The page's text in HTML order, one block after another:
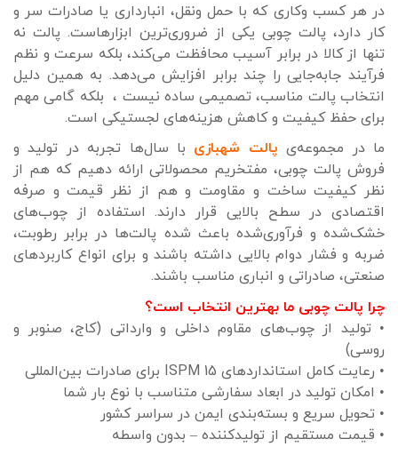
در هر کسب‌ وکاری که با حمل‌ ونقل، انبارداری یا صادرات سر و
کار دارد، پالت چوبی یکی از ضروری‌ترین ابزارهاست. پالت نه‌
تنها از کالا در برابر آسیب محافظت می‌کند، بلکه سرعت و نظم
فرآیند جابه‌جایی را چند برابر افزایش می‌دهد. به همین دلیل
انتخاب پالت مناسب، تصمیمی ساده نیست ، بلکه گامی مهم
برای حفظ کیفیت و کاهش هزینه‌های لجستیکی است.
ما در مجموعه‌یپالت شهبازی با سال‌ها تجربه در تولید و
فروش پالت چوبی، مفتخریم محصولاتی ارائه دهیم که هم از
نظر کیفیت ساخت و مقاومت و هم از نظر قیمت و صرفه
اقتصادی در سطح بالایی قرار دارند. استفاده از چوب‌های
خشک‌شده و فرآوری‌شده باعث شده پالت‌ها در برابر رطوبت،
ضربه و فشار دوام بالایی داشته باشند و برای انواع کاربردهای
صنعتی، صادراتی و انباری مناسب باشند.
چرا پالت چوبی ما بهترین انتخاب است؟
• تولید از چوب‌های مقاوم داخلی و وارداتی (کاج، صنوبر و
روسی)
• رعایت کامل استانداردهای ISPM 15 برای صادرات بین‌المللی
• امکان تولید در ابعاد سفارشی متناسب با نوع بار شما
• تحویل سریع و بسته‌بندی ایمن در سراسر کشور
• قیمت مستقیم از تولیدکننده – بدون واسطه